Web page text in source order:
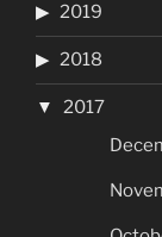
2019
2018
2017